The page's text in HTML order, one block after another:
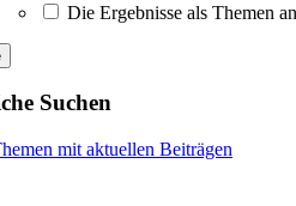
Die Ergebnisse als Themen
Suchen
mit aktuellen Beiträgen